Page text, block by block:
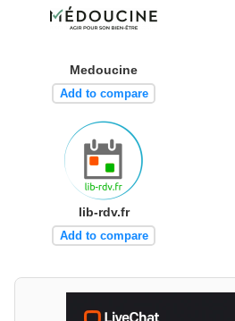
Medoucine
Add to compare
lib-rdv.fr
Add to compare